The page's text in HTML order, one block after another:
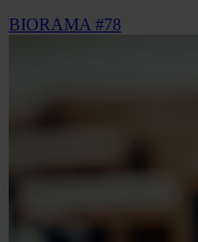
BIORAMA #78